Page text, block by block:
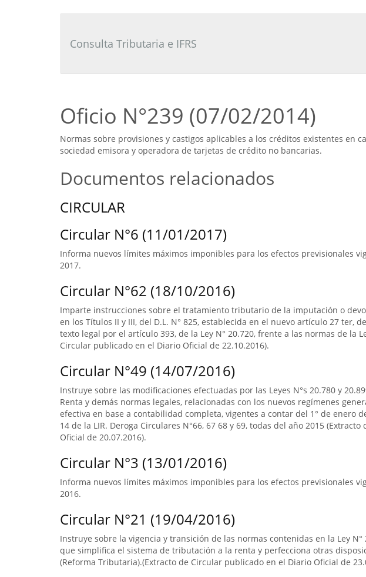
Tributario
Consulta Tributaria e IFRS
Oficio N°239 (07/02/2014)
Normas sobre provisiones y castigos aplicables a los créditos existentes en
sociedad emisora y operadora de tarjetas de crédito no bancarias.
Documentos relacionados
CIRCULAR
Circular N°6 (11/01/2017)
Informa nuevos límites máximos imponibles para los efectos previsionales
2017.
Circular N°62 (18/10/2016)
Imparte instrucciones sobre el tratamiento tributario de la imputación o
en los Títulos II y III, del D.L. N° 825, establecida en el nuevo artículo 27 ter,
texto legal por el artículo 393, de la Ley N° 20.720, frente a las normas de la
Circular publicado en el Diario Oficial de 22.10.2016).
Circular N°49 (14/07/2016)
Instruye sobre las modificaciones efectuadas por las Leyes N°s 20.780 y
Renta y demás normas legales, relacionadas con los nuevos regímenes
efectiva en base a contabilidad completa, vigentes a contar del 1° de enero
14 de la LIR. Deroga Circulares N°66, 67 68 y 69, todas del año 2015
Oficial de 20.07.2016).
Circular N°3 (13/01/2016)
Informa nuevos límites máximos imponibles para los efectos previsionales
2016.
Circular N°21 (19/04/2016)
Instruye sobre la vigencia y transición de las normas contenidas en la Ley N°
que simplifica el sistema de tributación a la renta y perfecciona otras
(Reforma Tributaria).(Extracto de Circular publicado en el Diario Oficial de